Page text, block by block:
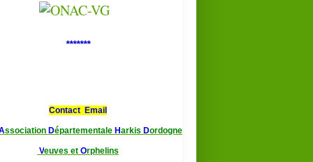
*******
Contact Email
ssociation Départementale Harkis Dordogne
Veuves et Orphelins